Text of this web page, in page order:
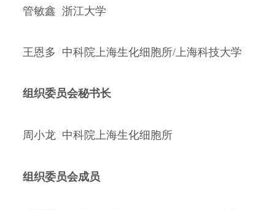
管敏鑫 浙江大学
王恩多 中科院上海生化细胞所/上海科技大学
组织委员会秘书长
周小龙 中科院上海生化细胞所
组织委员会成员